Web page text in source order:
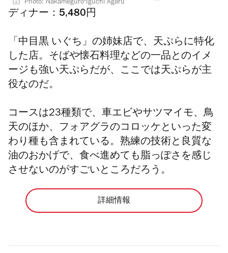
Photo: Nakameguro Iguchi Agaru
ディナー：5,480円
「中目黒 いぐち」の姉妹店で、天ぷらに特化
した店。そばや懐石料理などの一品とのイメ
ージも強い天ぷらだが、ここでは天ぷらが主
役なのだ。
コースは23種類で、車エビやサツマイモ、鳥
天のほか、フォアグラのコロッケといった変
わり種も含まれている。熟練の技術と良質な
油のおかげで、食べ進めても脂っぽさを感じ
させないのがすごいところだろう。
詳細情報